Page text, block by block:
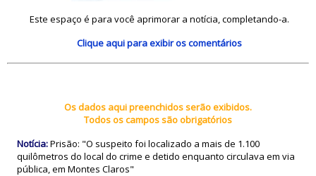
Este espaço é para você aprimorar a notícia, completando-a.
Clique aquipara exibir os comentários
Os dados aqui preenchidos serão exibidos.
Todos os campos são obrigatórios
Notícia:Prisão: "O suspeito foi localizado a mais de 1.100
quilômetros do local do crime e detido enquanto circulava em via
pública, em Montes Claros"